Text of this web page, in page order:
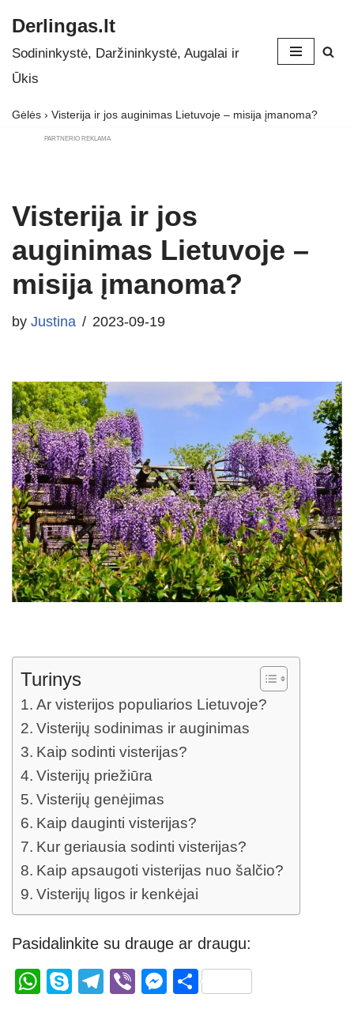
Skip
to
Derlingas.lt
Sodininkystė, Daržininkystė, Augalai ir
Ūkis
Gėlės › Visterija ir jos auginimas Lietuvoje – misija įmanoma?
PARTNERIO REKLAMA
Visterija ir jos
auginimas Lietuvoje –
misija įmanoma?
by Justina 2023-09-19
Turinys
Ar visterijos populiarios Lietuvoje?
Visterijų sodinimas ir auginimas
Kaip sodinti visterijas?
Visterijų priežiūra
Visterijų genėjimas
Kaip dauginti visterijas?
Kur geriausia sodinti visterijas?
Kaip apsaugoti visterijas nuo šalčio?
Visterijų ligos ir kenkėjai
Pasidalinkite su drauge ar draugu:
W
S
T
Vi
M S